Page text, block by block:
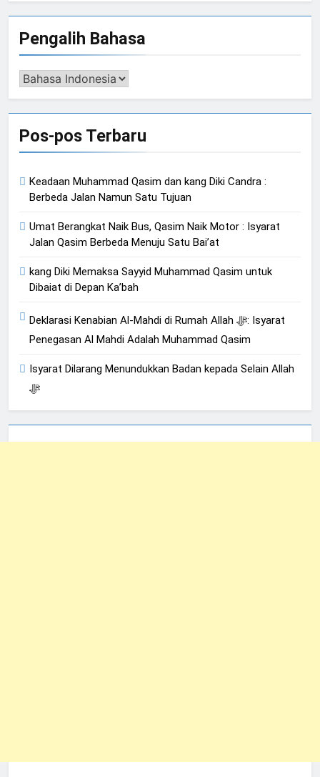
Pengalih Bahasa
Pengalih
Pos-pos Terbaru
Keadaan Muhammad Qasim dan kang Diki Candra :
Berbeda Jalan Namun Satu Tujuan
Umat Berangkat Naik Bus, Qasim Naik Motor : Isyarat
Jalan Qasim Berbeda Menuju Satu Bai’at
kang Diki Memaksa Sayyid Muhammad Qasim untuk
Dibaiat di Depan Ka’bah
Deklarasi Kenabian Al-Mahdi di Rumah Allah ﷻ: Isyarat
Penegasan Al Mahdi Adalah Muhammad Qasim
Isyarat Dilarang Menundukkan Badan kepada Selain Allah
ﷻ